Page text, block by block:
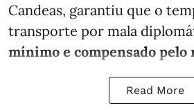
Candeas, garantiu que o
transporte por mala
mínimo e compensado pelo
Read More